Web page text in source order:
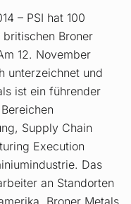
– PSI hat 100
Broner
12. November
unterzeichnet und
ist ein führender
Supply Chain
Execution
Das
an Standorten
Broner Metals